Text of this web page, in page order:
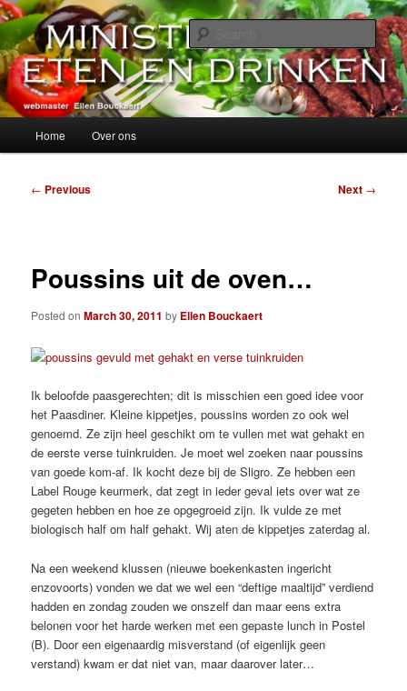
Skip
to
primary
contentMinisterie van Eten en Drinken
alles over eten, drinken en andere genoegens…
Home Over ons
Post
← Previous Next →
Poussins uit de oven…
Posted onMarch 30, 2011 by Ellen Bouckaert
Ik beloofde paasgerechten; dit is misschien een goed idee voor
het Paasdiner. Kleine kippetjes, poussins worden zo ook wel
genoemd. Ze zijn heel geschikt om te vullen met wat gehakt en
de eerste verse tuinkruiden. Je moet wel zoeken naar poussins
van goede kom-af. Ik kocht deze bij de Sligro. Ze hebben een
Label Rouge keurmerk, dat zegt in ieder geval iets over wat ze
gegeten hebben en hoe ze opgegroeid zijn. Ik vulde ze met
biologisch half om half gehakt. Wij aten de kippetjes zaterdag al.
Na een weekend klussen (nieuwe boekenkasten ingericht
enzovoorts) vonden we dat we wel een “deftige maaltijd” verdiend
hadden en zondag zouden we onszelf dan maar eens extra
belonen voor het harde werken met een gepaste lunch in Postel
(B). Door een eigenaardig misverstand (of eigenlijk geen
verstand) kwam er dat niet van, maar daarover later…